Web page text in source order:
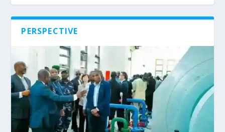
PERSPECTIVE